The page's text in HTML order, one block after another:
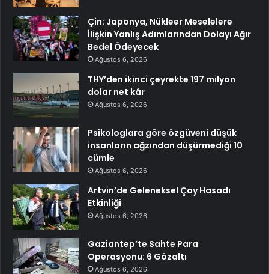
Çin: Japonya, Nükleer Meselelere
İlişkin Yanlış Adımlarından Dolayı Ağır
Bedel Ödeyecek
Ağustos 6, 2026
THY’den ikinci çeyrekte 197 milyon
dolar net kâr
Ağustos 6, 2026
Psikologlara göre özgüveni düşük
insanların ağzından düşürmediği 10
cümle
Ağustos 6, 2026
Artvin’de Geleneksel Çay Hasadı
Etkinliği
Ağustos 6, 2026
Gaziantep’te Sahte Para
Operasyonu: 6 Gözaltı
Ağustos 6, 2026